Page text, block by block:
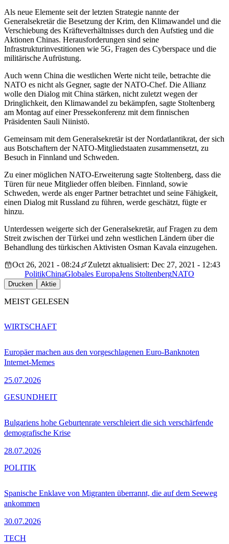
Als neue Elemente seit der letzten Strategie nannte der
Generalsekretär die Besetzung der Krim, den Klimawandel und die
Verschiebung des Kräfteverhältnisses durch den Aufstieg und die
Aktionen Chinas. Herausforderungen sind seine
Infrastrukturinvestitionen wie 5G, Fragen des Cyberspace und die
militärische Aufrüstung.
Auch wenn China die westlichen Werte nicht teile, betrachte die
NATO es nicht als Gegner, sagte der NATO-Chef. Die Allianz
wolle den Dialog mit China stärken, nicht zuletzt wegen der
Dringlichkeit, den Klimawandel zu bekämpfen, sagte Stoltenberg
am Montag auf einer Pressekonferenz mit dem finnischen
Präsidenten Sauli Niinistö.
Gemeinsam mit dem Generalsekretär ist der Nordatlantikrat, der sich
aus Botschaftern der NATO-Mitgliedstaaten zusammensetzt, zu
Besuch in Finnland und Schweden.
Zu einer möglichen NATO-Erweiterung sagte Stoltenberg, dass die
Türen für neue Mitglieder offen bleiben. Finnland, sowie
Schweden, werde als enger Partner betrachtet und seine Fähigkeit,
einen Dialog mit Russland zu führen, werde geschätzt, fügte er
hinzu.
Unterdessen weigerte sich der Generalsekretär, auf Fragen zu dem
Streit zwischen der Türkei und zehn westlichen Ländern über die
Behandlung des türkischen Aktivisten Osman Kavala einzugehen.
Oct 26, 2021 - 08:24
Zuletzt aktualisiert: Dec 27, 2021 - 12:43
PolitikChinaGlobales EuropaJens StoltenbergNATO
Drucken Aktie
MEIST GELESEN
Europäer machen aus den vorgeschlagenen Euro-Banknoten
Internet-Memes
25.07.2026
WIRTSCHAFT
Bulgariens hohe Geburtenrate verschleiert die sich verschärfende
demografische Krise
28.07.2026
GESUNDHEIT
Spanische Enklave von Migranten überrannt, die auf dem Seeweg
ankommen
30.07.2026
POLITIK
TECH